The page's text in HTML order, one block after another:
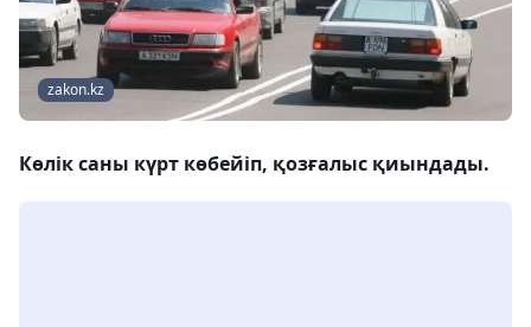
zakon.kz
Көлік саны күрт көбейіп, қозғалыс қиындады.